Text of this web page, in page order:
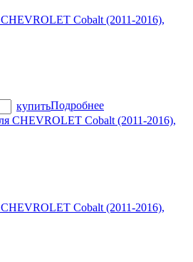
Cobalt (2011-2016),
купитьПодробнее
Cobalt (2011-2016),